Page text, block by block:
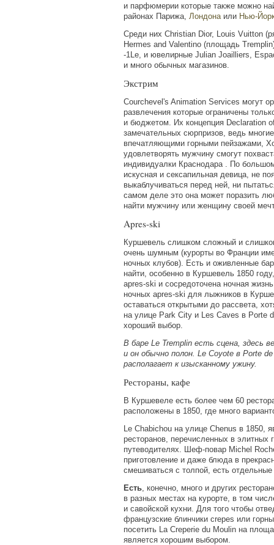
и парфюмерии которые также можно
районах Парижа, Лондона или Нью-
Среди них Christian Dior, Louis Vuitton (
Hermes and Valentino (площадь
-1Le, и ювелирные Julian Joailliers,
и много обычных магазинов.
Экстрим
Courchevel's Animation Services могут
развлечения которые ограничены
и бюджетом. Их концепция Declaration
замечательных сюрпризов, ведь
впечатляющими горными пейзажами,
удовлетворять мужчину смогут
индивидуалки Краснодара . По
искусная и сексапильная девица, не
выкаблучиваться перед ней, ни
самом деле это она может поразить
найти мужчину или женщину своей
Apres-ski
Куршевель слишком сложный и
очень шумным (курорты во Франции
ночных клубов). Есть и оживленные
найти, особенно в Куршевель 1850
apres-ski и сосредоточена ночная
ночных apres-ski для лыжников в
оставаться открытыми до рассвета,
на улице Park City и Les Caves в Porte
хороший выбор.
В баре Le Tremplin есть сцена, здесь
и он обычно полон. Le Coyote в Porte
располагает к изысканному ужину.
Рестораны, кафе
В Куршевеле есть более чем 60
расположены в 1850, где много
Le Chabichou на улице Chenus в 1850,
ресторанов, перечисленных в элитных
путеводителях. Шеф-повар Michel
приготовление и даже блюда в
смешиваться с толпой, есть отдельные
Есть , конечно, много и других
в разных местах на курорте, в том
и савойской кухни. Для того чтобы
французские блинчики crepes или
посетить La Creperie du Moulin на
является хорошим выбором.